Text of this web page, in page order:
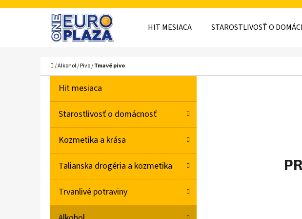
Prejsť
HIT MESIACA STAROSTLIVOSŤ O
Domov
/Alkohol/Pivo/Tmavé pivo
N
Preskočiť
kategórie
G
R
E
Hit mesiaca
Starostlivosť o domácnosť
Kozmetika a krása
Talianska drogéria a kozmetika
Trvanlivé potraviny
K
Späť
Späť